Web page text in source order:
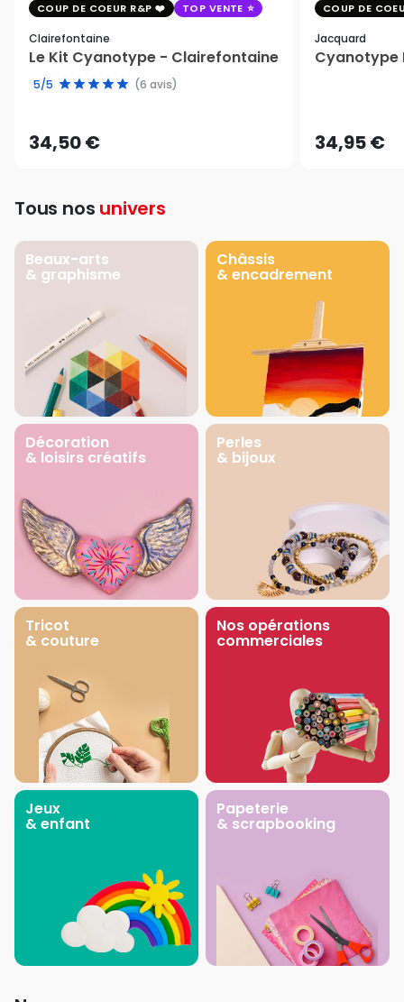
COUP DE COEUR R&P TOP VENTE
Clairefontaine
Le Kit Cyanotype - Clairefontaine
5/5 (6 avis)
34,50 €
COUP DE
Jacquard
Cyanotype
34,95 €
Tous nos univers
Beaux-arts
& graphisme
Châssis
& encadrement
Décoration
& loisirs créatifs
Perles
& bijoux
Tricot
& couture
Nos opérations
commerciales
Jeux
& enfant
Papeterie
& scrapbooking